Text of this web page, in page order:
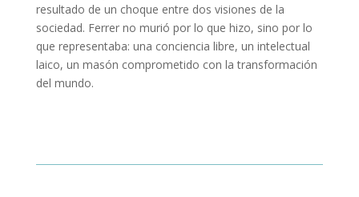
resultado de un choque entre dos visiones de la
sociedad. Ferrer no murió por lo que hizo, sino por lo
que representaba: una conciencia libre, un intelectual
laico, un masón comprometido con la transformación
del mundo.